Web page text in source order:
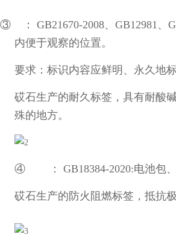
③ ： GB21670-2008、 GB12981 、
内便于观察的位置。
要求：标识内容应鲜明、永久地
砹石生产的耐久标签，具有耐酸
殊的地方。
④ ： GB18384-2020:电池包
砹石生产的防火阻燃标签，抵抗